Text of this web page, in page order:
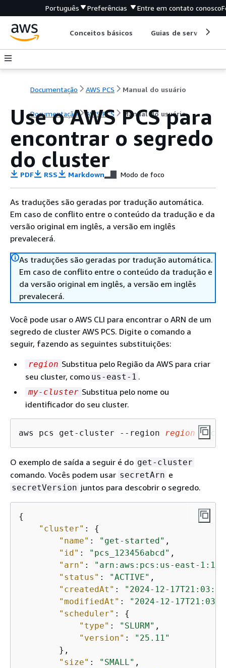
Português Preferências Entre em contato conosco
Conceitos básicos Guias de serviço
Documentação AWS PCS Manual do usuário
Documentação AWS PCS Manual do usuário
Use o AWS PCS para
encontrar o segredo
do cluster
PDF RSS Markdown Modo de foco
As traduções são geradas por tradução automática.
Em caso de conflito entre o conteúdo da tradução e da
versão original em inglês, a versão em inglês
prevalecerá.
As traduções são geradas por tradução automática.
Em caso de conflito entre o conteúdo da tradução e
da versão original em inglês, a versão em inglês
prevalecerá.
Você pode usar o AWS CLI para encontrar o ARN de um
segredo de cluster AWS PCS. Digite o comando a
seguir, fazendo as seguintes substituições:
region Substitua pelo Região da AWS para criar
seu cluster, como us-east-1 .
my-cluster Substitua pelo nome ou
identificador do seu cluster.
aws pcs get-cluster --region region --
O exemplo de saída a seguir é do get-cluster
comando. Vocês podem usar secretArn e
secretVersion juntos para descobrir o segredo.
{
"cluster" : {
"name" : "get-started" ,
"id" : "pcs_123456abcd" ,
"arn" :
"arn:aws:pcs:us-east-
"status" : "ACTIVE" ,
"createdAt" :
"2024-12-
"modifiedAt" :
"2024-12-
"scheduler" : {
"type" : "SLURM" ,
"version" :
"25.11"
        },
"size" : "SMALL" ,